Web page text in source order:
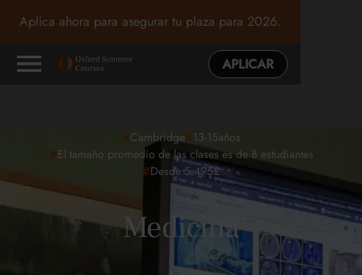
Aplica ahora para asegurar tu plaza para 2026.
APLICAR
#Cambridge#13-15años
#El tamaño promedio de las clases es de 8 estudiantes
#Desde 5 495£
Medicina